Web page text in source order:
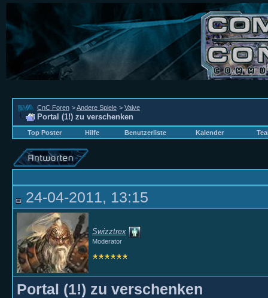
CnC Foren >Andere Spiele > Valve
Portal (1!) zu verschenken
Top Poster Hilfe Benutzerliste Kalender
24-04-2011, 13:15
Swizztrex
Moderator
Portal (1!) zu verschenken